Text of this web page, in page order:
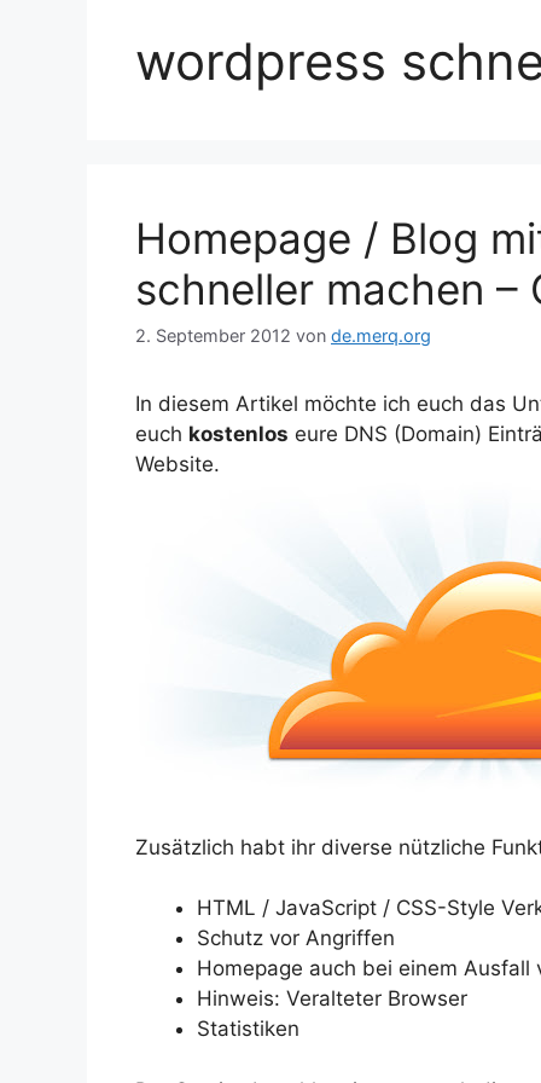
wordpress
Homepage / Blog
schneller machen –
2. September 2012 von de.merq.org
In diesem Artikel möchte ich euch das
euch kostenlos eure DNS (Domain)
Website.
Zusätzlich habt ihr diverse nützliche
HTML / JavaScript / CSS-Style
Schutz vor Angriffen
Homepage auch bei einem
Hinweis: Veralteter Browser
Statistiken